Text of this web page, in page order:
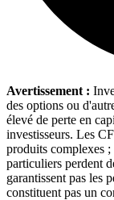
Avertissement :
des options ou
élevé de perte en
investisseurs. Les
produits complexes ;
particuliers perdent
garantissent pas les
constituent pas un